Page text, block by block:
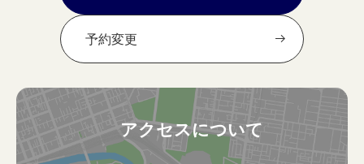
予約変更
アクセスについて